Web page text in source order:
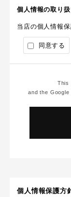
個人情報の取り
当店の個人情報
同意する
This
and the Google
個人情報保護方